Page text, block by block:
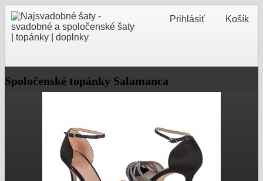
Košík
Prihlásiť
Spoločenské topánky Salamanca